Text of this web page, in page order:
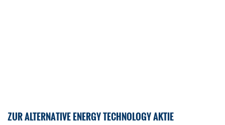
ZUR ALTERNATIVE ENERGY TECHNOLOGY AKTIE